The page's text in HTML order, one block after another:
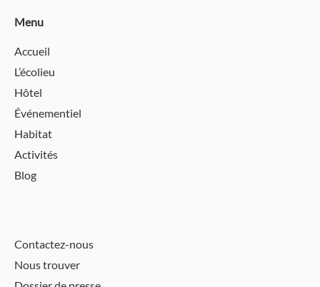
Menu
Accueil
L’écolieu
Hôtel
Événementiel
Habitat
Activités
Blog
Contactez-nous
Nous trouver